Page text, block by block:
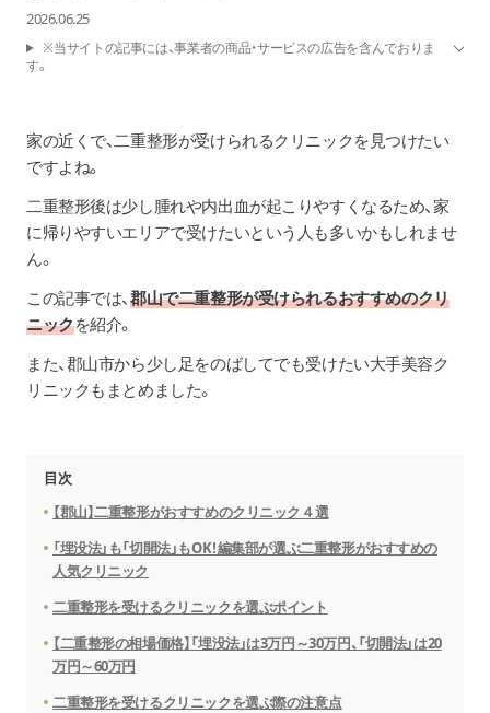
2026.06.25
※当サイトの記事には、事業者の商品・サービスの広告を含んでおりま
す。
家の近くで、二重整形が受けられるクリニックを見つけたい
ですよね。
二重整形後は少し腫れや内出血が起こりやすくなるため、家
に帰りやすいエリアで受けたいという人も多いかもしれませ
ん。
この記事では、郡山で二重整形が受けられるおすすめのクリ
ニックを紹介。
また、郡山市から少し足をのばしてでも受けたい大手美容ク
リニックもまとめました。
目次
【郡山】二重整形がおすすめのクリニック４選
「埋没法」も「切開法」もOK！編集部が選ぶ二重整形がおすすめの
人気クリニック
二重整形を受けるクリニックを選ぶポイント
【二重整形の相場価格】「埋没法」は3万円～30万円、「切開法」は20
万円～60万円
二重整形を受けるクリニックを選ぶ際の注意点